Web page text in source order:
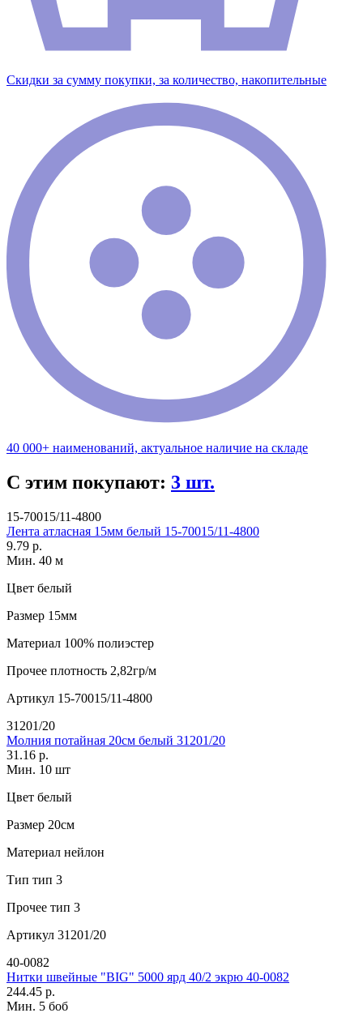
Скидки за сумму покупки, за количество, накопительные
40 000+ наименований, актуальное наличие на складе
С этим покупают: 3 шт.
15-70015/11-4800
Лента атласная 15мм белый 15-70015/11-4800
9.79 р.
Мин. 40 м
Цвет белый
Размер 15мм
Материал 100% полиэстер
Прочее плотность 2,82гр/м
Артикул 15-70015/11-4800
31201/20
Молния потайная 20см белый 31201/20
31.16 р.
Мин. 10 шт
Цвет белый
Размер 20см
Материал нейлон
Тип тип 3
Прочее тип 3
Артикул 31201/20
40-0082
Нитки швейные "BIG" 5000 ярд 40/2 экрю 40-0082
244.45 р.
Мин. 5 боб